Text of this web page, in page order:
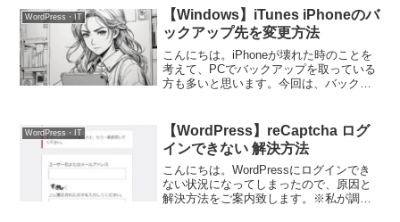
表示されない。・動画が表示されな
い。・記事作成時やプレビューだと表示
される。
WordPress・IT
【Windows】iTunes iPhoneのバ
ックアップ先を変更方法
こんにちは。iPhoneが壊れた時のことを
考えて、PCでバックアップを取っている
方も多いと思います。今回は、バックア
WordPress・IT
【WordPress】reCaptcha ログ
インできない 解決方法
こんにちは。WordPressにログインでき
ない状況になってしまったので、原因と
解決方法をご案内致します。※私が調べ